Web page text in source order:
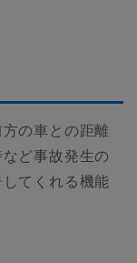
の車との距離
ど事故発生の
てくれる機能